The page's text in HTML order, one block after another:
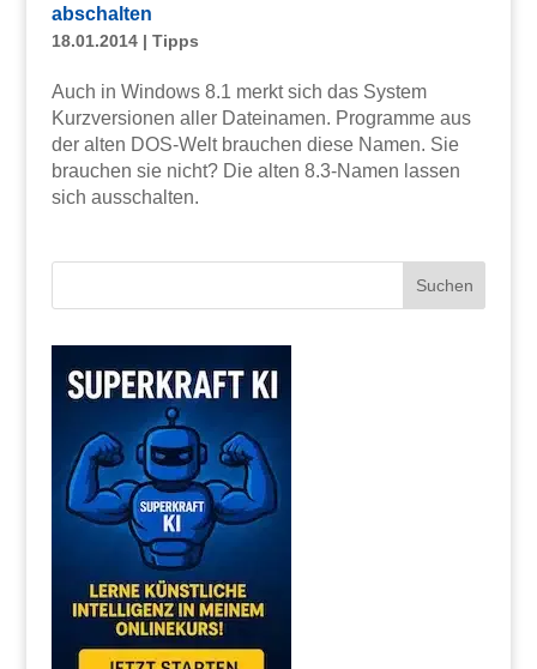
abschalten
18.01.2014| Tipps
Auch in Windows 8.1 merkt sich das System
Kurzversionen aller Dateinamen. Programme aus
der alten DOS-Welt brauchen diese Namen. Sie
brauchen sie nicht? Die alten 8.3-Namen lassen
sich ausschalten.